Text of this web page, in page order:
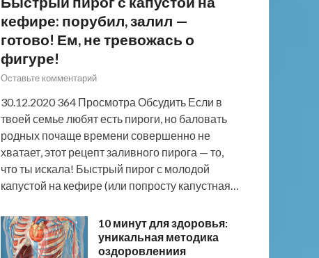
кефире: порубил, залил —
готово! Ем, не тревожась о
фигуре!
Оставьте комментарий
30.12.2020 364 Просмотра Обсудить Если в
твоей семье любят есть пироги, но баловать
родных почаще времени совершенно не
хватает, этот рецепт заливного пирога — то,
что ты искала! Быстрый пирог с молодой
капустой на кефире (или попросту капустная…
10 минут для здоровья:
уникальная методика
оздоровлениия